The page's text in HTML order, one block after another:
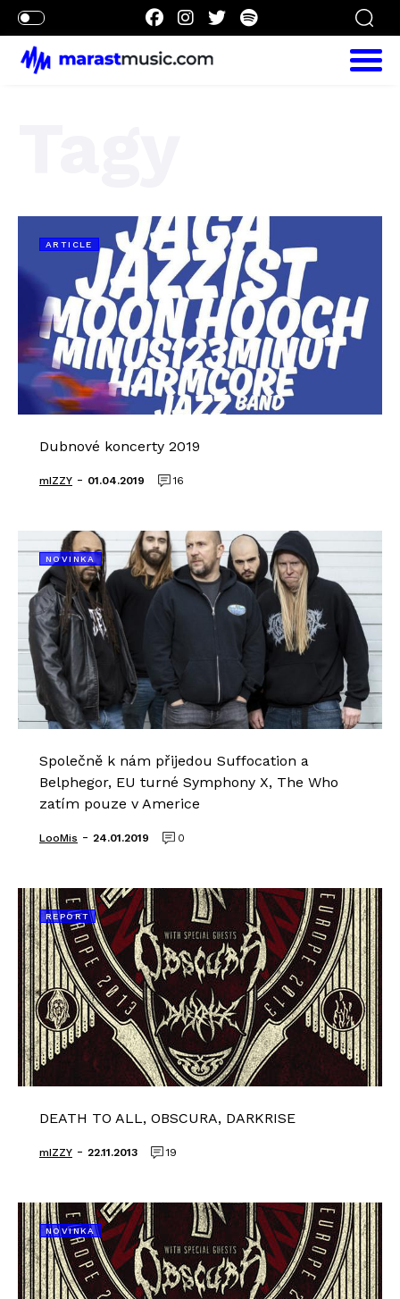
ARTICLE
Dubnové koncerty 2019
mIZZY - 01.04.2019 16
NOVINKA
Společně k nám přijedou Suffocation a
Belphegor, EU turné Symphony X, The Who
zatím pouze v Americe
LooMis - 24.01.2019 0
REPORT
DEATH TO ALL, OBSCURA, DARKRISE
mIZZY - 22.11.2013 19
NOVINKA